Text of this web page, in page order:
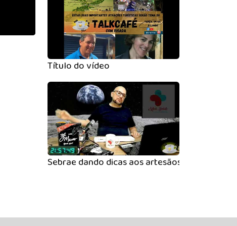
Título do vídeo
Sebrae dando dicas aos artesãos no Café